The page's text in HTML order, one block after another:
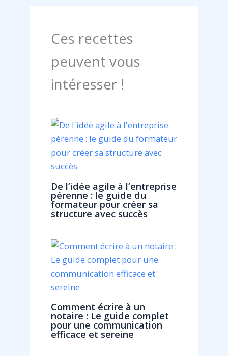
Ces recettes
peuvent vous
intéresser !
De l’idée agile à l’entreprise
pérenne : le guide du
formateur pour créer sa
structure avec succès
Comment écrire à un
notaire : Le guide complet
pour une communication
efficace et sereine